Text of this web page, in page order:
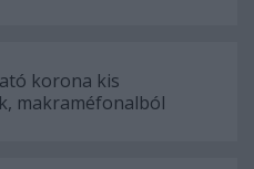
korona kis
makraméfonalból